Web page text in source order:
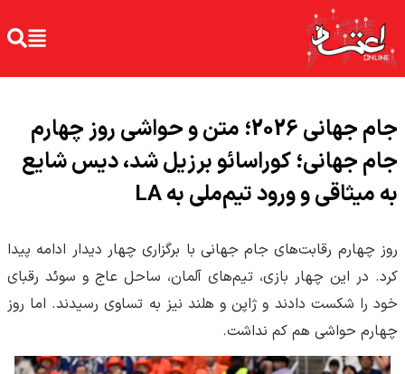
جام جهانی 2026؛ متن و حواشی روز چهارم
جام جهانی؛ کوراسائو برزیل شد، دیس شایع
به میثاقی و ورود تیم‌ملی به LA
روز چهارم رقابت‌های جام جهانی با برگزاری چهار دیدار ادامه پیدا
کرد. در این چهار بازی، تیم‌های آلمان، ساحل عاج و سوئد رقبای
خود را شکست دادند و ژاپن و هلند نیز به تساوی رسیدند. اما روز
چهارم حواشی هم کم نداشت.